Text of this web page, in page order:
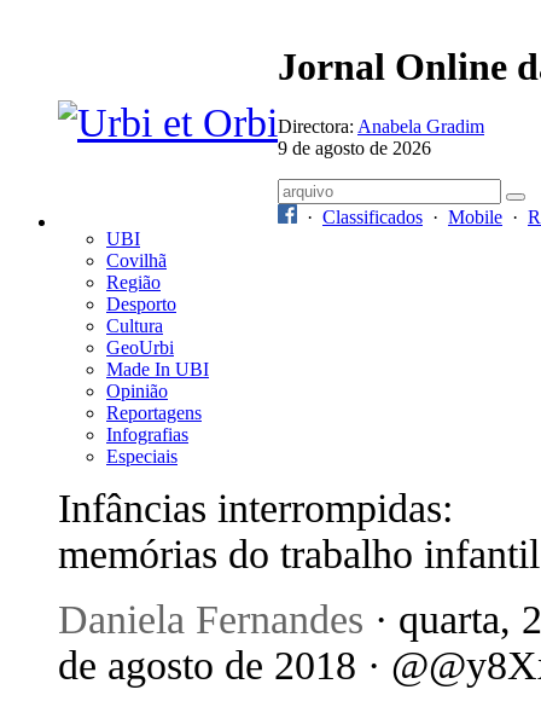
Jornal Online
Directora: Anabela Gradim
9 de agosto de 2026
· Classificados · Mobile ·
UBI
Covilhã
Região
Desporto
Cultura
GeoUrbi
Made In UBI
Opinião
Reportagens
Infografias
Especiais
Infâncias interrompidas:
memórias do trabalho infantil
Daniela Fernandes · quarta,
de agosto de 2018 ·